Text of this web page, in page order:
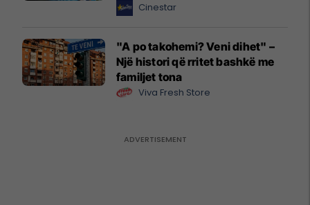
Cinestar
"A po takohemi? Veni dihet" –
Një histori që rritet bashkë me
familjet tona
Viva Fresh Store